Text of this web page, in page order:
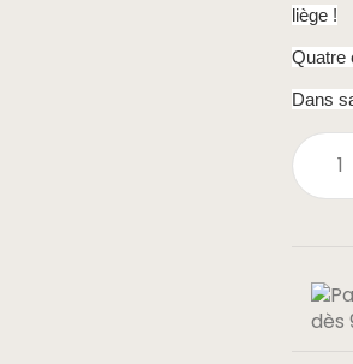
liège !
Quatre
Dans
dès